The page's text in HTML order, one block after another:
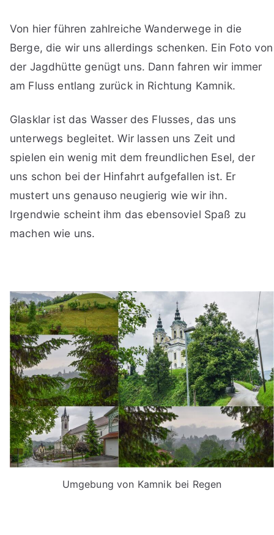
Von hier führen zahlreiche Wanderwege in die
Berge, die wir uns allerdings schenken. Ein Foto von
der Jagdhütte genügt uns. Dann fahren wir immer
am Fluss entlang zurück in Richtung Kamnik.
Glasklar ist das Wasser des Flusses, das uns
unterwegs begleitet. Wir lassen uns Zeit und
spielen ein wenig mit dem freundlichen Esel, der
uns schon bei der Hinfahrt aufgefallen ist. Er
mustert uns genauso neugierig wie wir ihn.
Irgendwie scheint ihm das ebensoviel Spaß zu
machen wie uns.
Umgebung von Kamnik bei Regen